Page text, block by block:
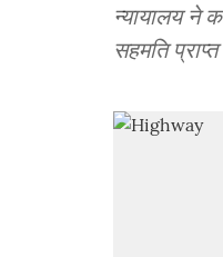
न्यायालय ने
सहमति